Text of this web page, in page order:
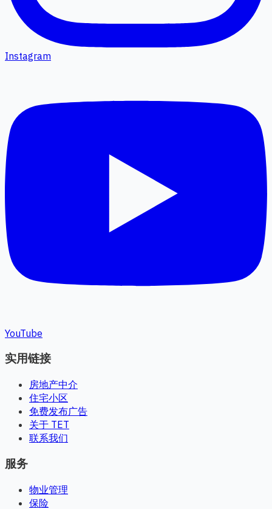
Instagram
YouTube
实用链接
房地产中介
住宅小区
免费发布广告
关于 TET
联系我们
服务
物业管理
保险